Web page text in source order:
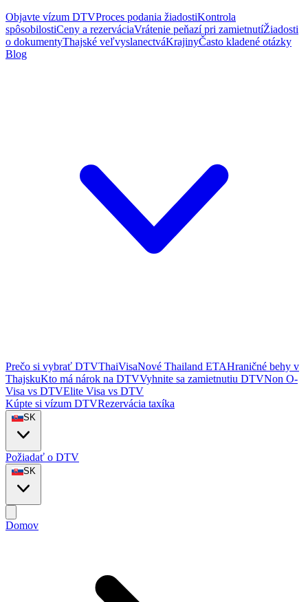
Objavte vízum DTVProces podania žiadostiKontrola
spôsobilostiCeny a rezerváciaVrátenie peňazí pri zamietnutíŽiadosti
o dokumentyThajské veľvyslanectváKrajinyČasto kladené otázky
Blog
Prečo si vybrať DTVThaiVisaNové Thailand ETAHraničné behy v
ThajskuKto má nárok na DTVVyhnite sa zamietnutiu DTVNon O-
Visa vs DTVElite Visa vs DTV
Kúpte si vízum DTVRezervácia taxíka
SK
Požiadať o DTV
SK
Domov